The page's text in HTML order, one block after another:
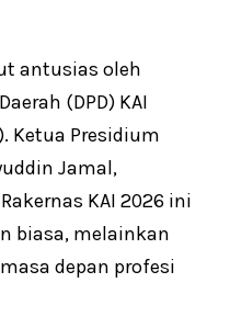
antusias oleh
(DPD) KAI
Ketua Presidium
Jamal,
KAI 2026 ini
biasa, melainkan
depan profesi